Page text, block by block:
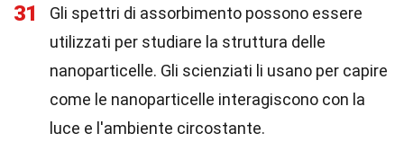
31
Gli spettri di assorbimento possono essere
utilizzati per studiare la struttura delle
nanoparticelle. Gli scienziati li usano per capire
come le nanoparticelle interagiscono con la
luce e l'ambiente circostante.